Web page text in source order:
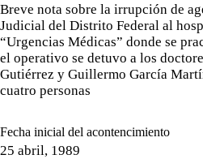
Breve nota sobre la irrupción de
Judicial del Distrito Federal al
“Urgencias Médicas” donde se
el operativo se detuvo a los
Gutiérrez y Guillermo García
cuatro personas
Fecha inicial del acontencimiento
25 abril, 1989